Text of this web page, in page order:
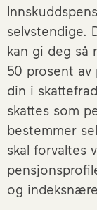
selvstendige.
kan gi deg så
50 prosent av
din i
skattes som
bestemmer
skal forvaltes
og